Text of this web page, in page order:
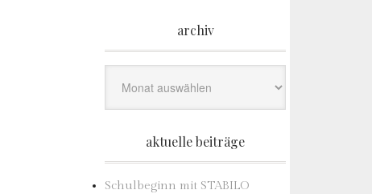
archiv
aktuelle beiträge
Schulbeginn mit STABILO